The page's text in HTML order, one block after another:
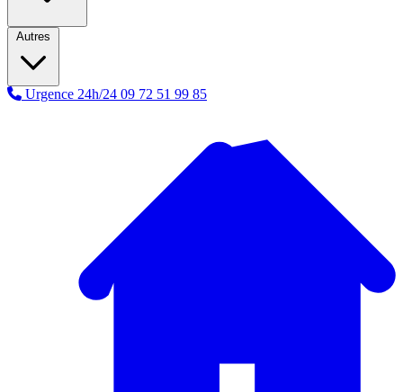
Autres
Urgence 24h/24 09 72 51 99 85